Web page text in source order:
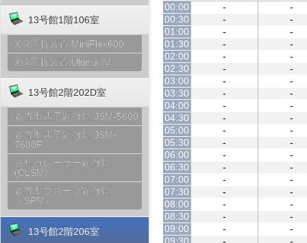
13号館1階106室
X線回折装置 MiniFlex600
X線回折装置 Ultima IV
13号館2階202D室
走査型電子顕微鏡 JSM-5600
走査型電子顕微鏡 JSM-
7600F
共焦点レーザー顕微鏡
(CLSM)
走査型プローブ顕微鏡
（SPM）
13号館2階206室
00:00 -
-
00:30
-
-
01:00
-
-
01:30
-
-
02:00
-
-
02:30
-
-
03:00
-
-
03:30
-
-
04:00
-
-
04:30
-
-
05:00
-
-
05:30
-
-
06:00
-
-
06:30
-
-
07:00
-
-
07:30
-
-
08:00
-
-
08:30
-
-
09:00
-
-
09:30
-
-